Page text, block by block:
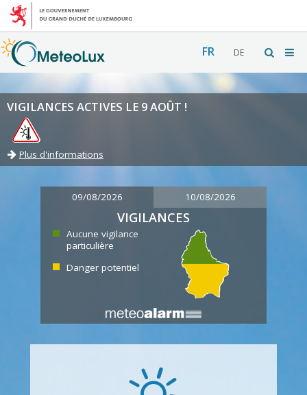
FR DE
VIGILANCES ACTIVES LE 9 AOÛT !
Plus d'informations
09/08/2026 10/08/2026
VIGILANCES
Aucune vigilance
particulière
Danger potentiel